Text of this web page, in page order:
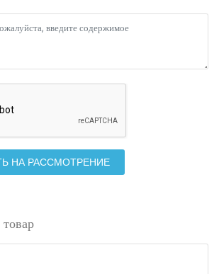
НА РАССМОТРЕНИЕ